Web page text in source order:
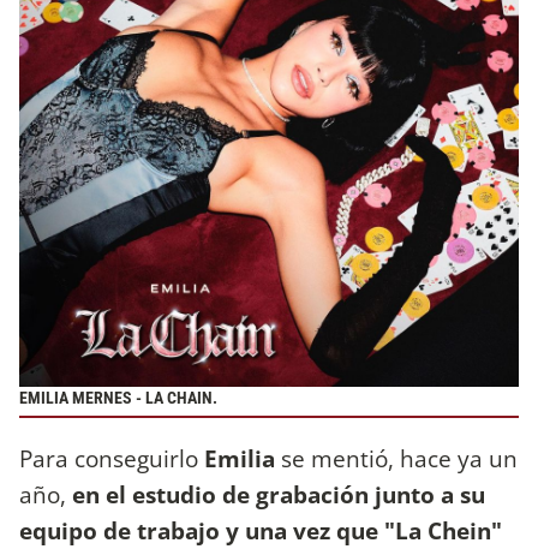
EMILIA MERNES - LA CHAIN.
Para conseguirlo Emilia se mentió, hace ya un
año, en el estudio de grabación junto a su
equipo de trabajo y una vez que "La Chein"